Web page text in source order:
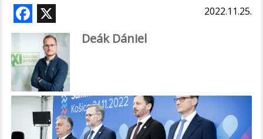
F
ac
e
b
o
o
k
2022.11.25.
Deák Dániel